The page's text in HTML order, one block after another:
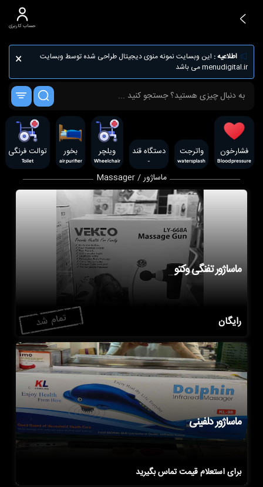
حساب کاربری
× اطلاعیه : این وبسایت نمونه منوی دیجیتال طراحی شده توسط وبسایت
menudigital.ir می باشد
فشارخون
Blood pressure
واترجت
watersplash
دستگاه قند
-
ویلچر
Wheelchair
بخور
air purifier
توالت فرنگی
Toilet
ماساژور / Massager
ماساژور تفنگی وکتو
رایگان
ماساژور دلفینی
برای استعلام قیمت تماس بگیرید